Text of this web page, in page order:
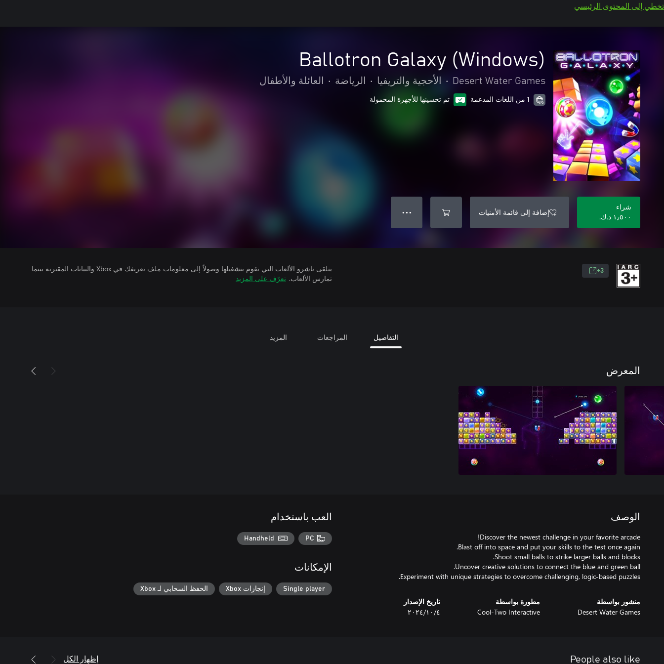
تخطي إلى المحتوى الرئيسي
Ballotron Galaxy (Windows)
Desert Water Games
• الأحجية والتريفيا • الرياضة • العائلة والأطفال
1 من اللغات المدعمة تم تحسينها للأجهزة المحمولة
شراء
١٫٥٠٠ د.ك.‏
إضافة إلى قائمة الأمنيات ● ● ●
3+
يتلقى ناشرو الألعاب التي تقوم بتشغيلها وصولاً إلى معلومات ملف تعريفك في Xbox والبيانات المقترنة بينما
تمارس الألعاب. تعرّف على المزيد
التفاصيل المراجعات المزيد
المعرض
الوصف
Experiment with unique strategies to overcome challenging, logic-based puzzles.
منشور بواسطة
Desert Water Games
مطورة بواسطة
Cool-Two Interactive
تاريخ الإصدار
٤‏/١٠‏/٢٠٢٤
العب باستخدام
PC
Handheld
الإمكانات
Single player إنجازات Xbox الحفظ السحابي لـ Xbox
People also like إظهار الكل